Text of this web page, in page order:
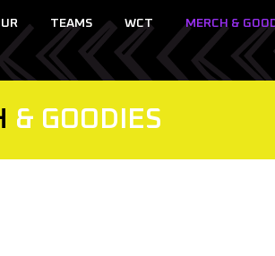
TEAMS WCT MERCH &
& GOODIES